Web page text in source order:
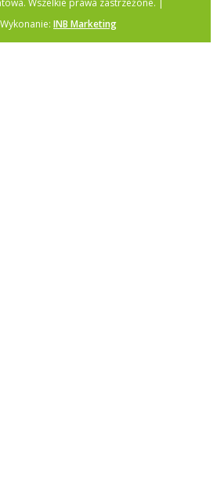
Wszelkie prawa zastrzeżone. |
INB Marketing